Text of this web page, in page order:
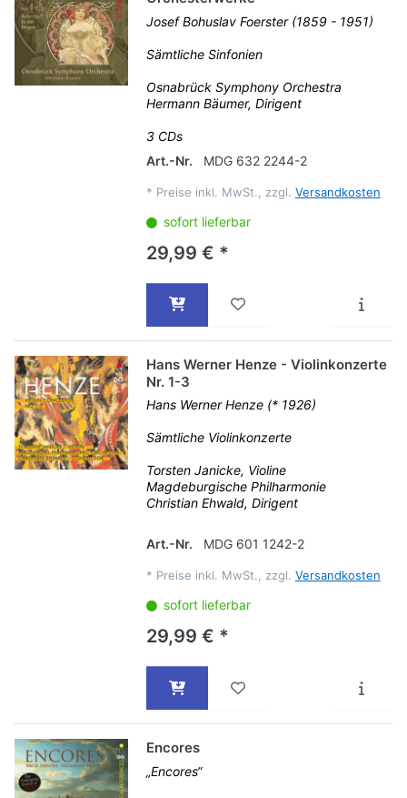
Josef Bohuslav Foerster (1859 - 1951)
Sämtliche Sinfonien
Osnabrück Symphony Orchestra
Hermann Bäumer, Dirigent
3 CDs
Art.-Nr.
MDG 632 2244-2
* Preise inkl. MwSt., zzgl. Versandkosten
sofort lieferbar
29,99 € *
Hans Werner Henze - Violinkonzerte
Nr. 1-3
Hans Werner Henze (* 1926)
Sämtliche Violinkonzerte
Torsten Janicke, Violine
Magdeburgische Philharmonie
Christian Ehwald, Dirigent
Art.-Nr. MDG 601 1242-2
* Preise inkl. MwSt., zzgl. Versandkosten
sofort lieferbar
29,99 € *
Encores
„Encores“